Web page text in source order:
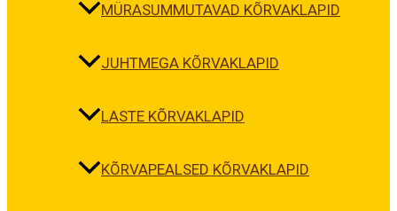
MÜRASUMMUTAVAD KÕRVAKLAPID
JUHTMEGA KÕRVAKLAPID
LASTE KÕRVAKLAPID
KÕRVAPEALSED KÕRVAKLAPID